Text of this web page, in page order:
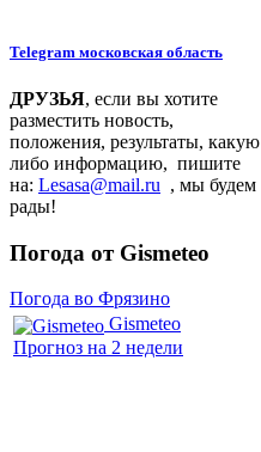
Telegram московская область
ДРУЗЬЯ, если вы хотите
разместить новость,
положения, результаты, какую
либо информацию, пишите
на: Lesasa@mail.ru , мы будем
рады!
Погода от Gismeteo
Погода во Фрязино
Gismeteo
Прогноз на 2 недели